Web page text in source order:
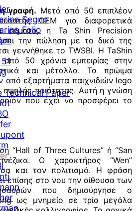
Segno
Folio
Technical Paper
γραφή. Μετά από 50 επιπλέον
OEM για διαφορετικά
σήματα, η Ta Shin Precision
την πώληση με το δικό της
γεννήθηκε το TWSBI. Η TaShin
50 χρόνια εμπειρίας στην
και μέταλλα. Τα πρώιμα
από εξαρτήματα παιχνιδιών lego
υψηλής ποιότητας. Αυτή η γνώση
που έχει να προσφέρει το
“Hall of Three Cultures” ή “San
Ο χαρακτήρας “Wen”
και τον πολιτισμό. Η φράση
επίσης στο νου την αίθουσα των
που δημιούργησε ο
ως μνημείο σε τρία μεγάλα